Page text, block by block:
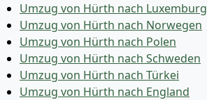
Umzug von Hürth nach Luxemburg
Umzug von Hürth nach Norwegen
Umzug von Hürth nach Polen
Umzug von Hürth nach Schweden
Umzug von Hürth nach Türkei
Umzug von Hürth nach England